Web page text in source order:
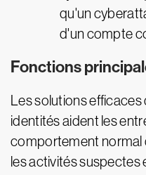
qu'un
d'un compte
Fonctions
Les solutions efficaces
identités aident les
comportement normal
les activités suspectes